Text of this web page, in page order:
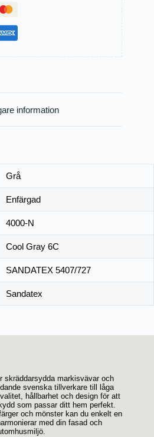
information
Grå
Enfärgad
4000-N
Cool Gray 6C
SANDATEX 5407/727
Sandatex
skräddarsydda markisvävar och
svenska tillverkare till låga
hållbarhet och design för att
som passar ditt hem perfekt.
och mönster kan du enkelt en
med din fasad och